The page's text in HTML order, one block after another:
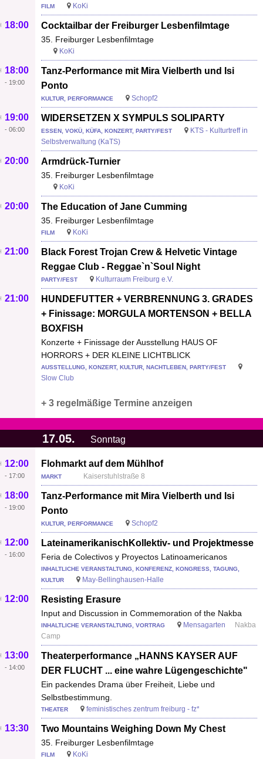
FILM KoKi
Cocktailbar der Freiburger Lesbenfilmtage
35. Freiburger Lesbenfilmtage
18:00
KoKi
Tanz-Performance mit Mira Vielberth und Isi
Ponto
18:00
- 19:00
KULTUR, PERFORMANCE Schopf2
WIDERSETZEN X SYMPULS SOLIPARTY
19:00
- 06:00 ESSEN, VOKÜ, KÜFA, KONZERT, PARTY/FEST
KTS - Kulturtreff in
Selbstverwaltung (KaTS)
Armdrück-Turnier
35. Freiburger Lesbenfilmtage
20:00
KoKi
The Education of Jane Cumming
35. Freiburger Lesbenfilmtage
20:00
FILM KoKi
Black Forest Trojan Crew & Helvetic Vintage
Reggae Club - Reggae`n`Soul Night
21:00
PARTY/FEST Kulturraum Freiburg e.V.
HUNDEFUTTER + VERBRENNUNG 3. GRADES
+ Finissage: MORGULA MORTENSON + BELLA
BOXFISH
Konzerte + Finissage der Ausstellung HAUS OF
HORRORS + DER KLEINE LICHTBLICK
21:00
AUSSTELLUNG, KONZERT, KULTUR, NACHTLEBEN, PARTY/FEST
Slow Club
+ 3 regelmäßige Termine anzeigen
17.05. Sonntag
Flohmarkt auf dem Mühlhof
12:00
- 17:00 MARKT Kaiserstuhlstraße 8
Tanz-Performance mit Mira Vielberth und Isi
Ponto
18:00
- 19:00
KULTUR, PERFORMANCE Schopf2
LateinamerikanischKollektiv- und Projektmesse
Feria de Colectivos y Proyectos Latinoamericanos
12:00
- 16:00
INHALTLICHE VERANSTALTUNG, KONFERENZ, KONGRESS, TAGUNG,
KULTUR
May-Bellinghausen-Halle
Resisting Erasure
Input and Discussion in Commemoration of the Nakba
12:00
INHALTLICHE VERANSTALTUNG, VORTRAG Mensagarten
Nakba
Camp
Theaterperformance „HANNS KAYSER AUF
DER FLUCHT ... eine wahre Lügengeschichte"
Ein packendes Drama über Freiheit, Liebe und
Selbstbestimmung.
13:00
- 14:00
THEATER feministisches zentrum freiburg - fz*
Two Mountains Weighing Down My Chest
35. Freiburger Lesbenfilmtage
13:30
FILM KoKi